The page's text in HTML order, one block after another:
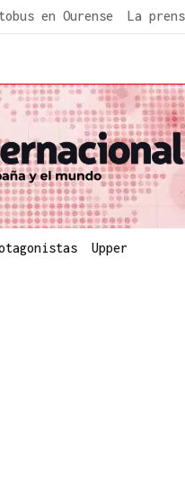
en Ourense La
Upper